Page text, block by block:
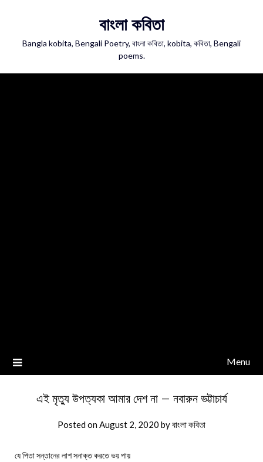
বাংলা কবিতা
Bangla kobita, Bengali Poetry, বাংলা কবিতা, kobita, কবিতা, Bengali
poems.
Menu
এই মৃত্যু উপত্যকা আমার দেশ না – নবারুন ভট্টাচার্য
Posted onAugust 2, 2020 byবাংলা কবিতা
যে পিতা সন্তানের লাশ সনাক্ত করতে ভয় পায়